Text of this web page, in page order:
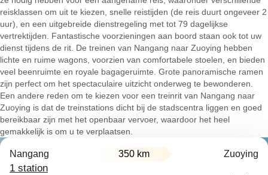
reisklassen om uit te kiezen, snelle reistijden (de reis duurt ongeveer 2
uur), en een uitgebreide dienstregeling met tot 79 dagelijkse
vertrektijden. Fantastische voorzieningen aan boord staan ook tot uw
dienst tijdens de rit. De treinen van Nangang naar Zuoying hebben
lichte en ruime wagons, voorzien van comfortabele stoelen, en bieden
veel beenruimte en royale bagageruimte. Grote panoramische ramen
zijn perfect om het spectaculaire uitzicht onderweg te bewonderen.
Een andere reden om te kiezen voor een treinrit van Nangang naar
Zuoying is dat de treinstations dicht bij de stadscentra liggen en goed
bereikbaar zijn met het openbaar vervoer, waardoor het heel
gemakkelijk is om u te verplaatsen.
Nangang 350 km Zuoying
1 station